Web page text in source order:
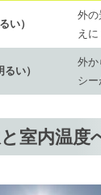
い）
外の
えに
い）
外か
シー
室内温度